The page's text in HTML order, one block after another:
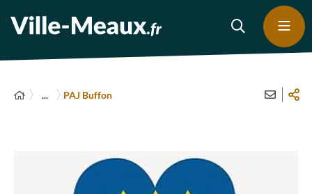
... PAJ Buffon